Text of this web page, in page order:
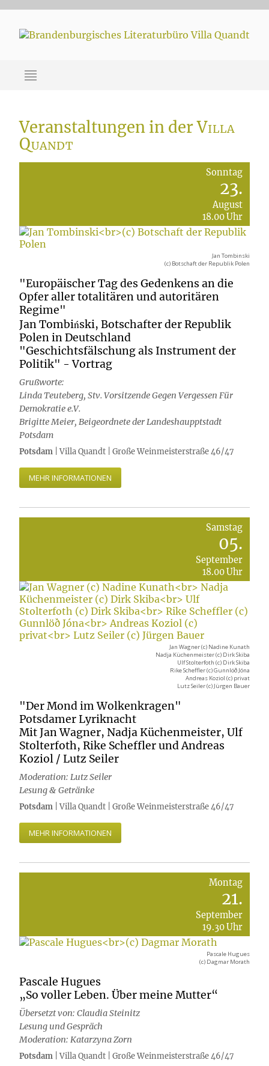
Veranstaltungen in derVilla
Quandt
Sonntag
23.
August
18.00 Uhr
Jan Tombinski
(c) Botschaft der Republik Polen
"Europäischer Tag des Gedenkens an die
Opfer aller totalitären und autoritären
Regime"
Jan Tombiński, Botschafter der Republik
Polen in Deutschland
"Geschichtsfälschung als Instrument der
Politik" - Vortrag
Grußworte:
Linda Teuteberg, Stv. Vorsitzende Gegen Vergessen Für
Demokratie e.V.
Brigitte Meier, Beigeordnete der Landeshaupptstadt
Potsdam
Potsdam | Villa Quandt | Große Weinmeisterstraße 46/47
MEHR INFORMATIONEN
Samstag
05.
September
18.00 Uhr
Jan Wagner (c) Nadine Kunath
Nadja Küchenmeister (c) Dirk Skiba
Ulf Stolterfoth (c) Dirk Skiba
Rike Scheffler (c) Gunnlöð Jóna
Andreas Koziol (c) privat
Lutz Seiler (c) Jürgen Bauer
"Der Mond im Wolkenkragen"
Potsdamer Lyriknacht
Mit Jan Wagner, Nadja Küchenmeister, Ulf
Stolterfoth, Rike Scheffler und Andreas
Koziol / Lutz Seiler
Moderation: Lutz Seiler
Lesung & Getränke
Potsdam | Villa Quandt | Große Weinmeisterstraße 46/47
MEHR INFORMATIONEN
Montag
21.
September
19.30 Uhr
Pascale Hugues
(c) Dagmar Morath
Pascale Hugues
„So voller Leben. Über meine Mutter“
Übersetzt von: Claudia Steinitz
Lesung und Gespräch
Moderation: Katarzyna Zorn
Potsdam | Villa Quandt | Große Weinmeisterstraße 46/47